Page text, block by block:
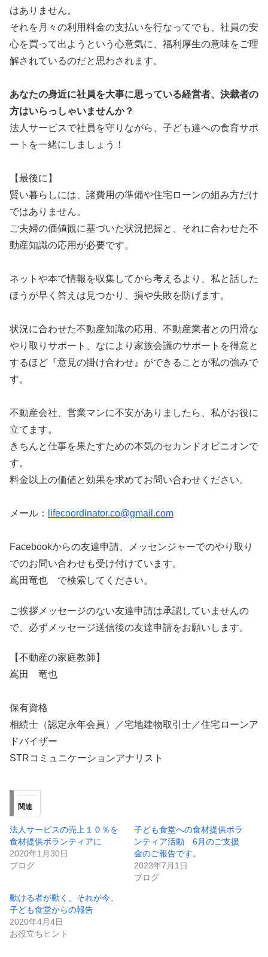
はありません。
それを月々の利用料金の支払いを行なってでも、社員の安
心を買って出ようという心意気に、福利厚生の意味をご理
解されているのだと思わされます。
あなたの身近に社員を大事に思っている経営者、決裁者の
方はいらっしゃいませんか？
法人サービスで社員を守りながら、子ども達への食育サポ
ートを一緒にしましょう！
【最後に】
賢い暮らしには、諸費用の準備や住宅ローンの組み方だけ
ではありません。
ご夫婦の価値観に基づいた状況把握と、それに合わせた不
動産知識の応用が必要です。
ネットや本で情報を収集してから考えるより、私と話した
ほうが早く答えは見つかり、損や失敗を防げます。
状況に合わせた不動産知識の応用、不動産業者との円滑な
やり取りサポート、なにより家族会議のサポートを得意と
するほど『意見の掛け合わせ』ができることが私の強みで
す。
不動産会社、営業マンに不安がありましたら、私がお役に
立てます。
きちんと仕事を果たすための本気のセカンドオピニオンで
す。
料金以上の価値と効果を求めてお問い合わせください。
メール： lifecoordinator.co@gmail.com
Facebookからの友達申請、メッセンジャーでのやり取り
でのお問い合わせも受け付けています。
嶌田竜也 で検索してください。
ご挨拶メッセージのない友達申請は承認していませんの
で、必ずメッセージ送信後の友達申請をお願いします。
【不動産の家庭教師】
嶌田 竜也
保有資格
相続士（認定永年会員）／宅地建物取引士／住宅ローンア
ドバイザー
STRコミュニケーションアナリスト
関連
法人サービスの売上１０％を
食材提供ボランティアに
2020年1月30日
ブログ
子ども食堂への食材提供ボラ
ンティア活動 6月のご支援
金のご報告です。
2023年7月1日
ブログ
動ける者が動く、それが今。
子ども食堂からの報告
2020年4月4日
お役立ちヒント